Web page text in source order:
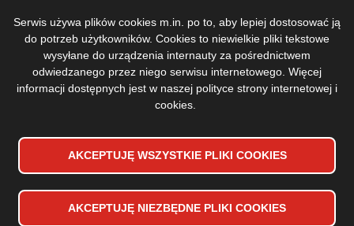
Serwis używa plików cookies m.in. po to, aby lepiej dostosować ją
do potrzeb użytkowników. Cookies to niewielkie pliki tekstowe
wysyłane do urządzenia internauty za pośrednictwem
odwiedzanego przez niego serwisu internetowego. Więcej
informacji dostępnych jest w naszej polityce strony internetowej i
cookies
AKCEPTUJĘ WSZYSTKIE PLIKI COOKIES
AKCEPTUJĘ NIEZBĘDNE PLIKI COOKIES
WYCOFAJ ZGODĘ NA PLIKI COOKIES
Media
Deklaracja dostępności